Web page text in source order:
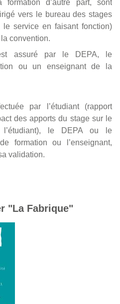
d’autre part, sont
vers le bureau des stages
service en faisant fonction)
convention.
assuré par le DEPA, le
ou un enseignant de la
par l’étudiant (rapport
des apports du stage sur le
le DEPA ou le
formation ou l’enseignant,
validation.
"La Fabrique"